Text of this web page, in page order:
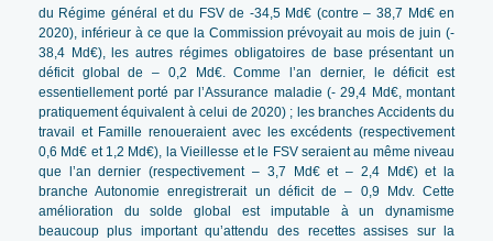
du Régime général et du FSV de -34,5 Md€ (contre – 38,7 Md€ en
2020), inférieur à ce que la Commission prévoyait au mois de juin (-
38,4 Md€), les autres régimes obligatoires de base présentant un
déficit global de – 0,2 Md€. Comme l’an dernier, le déficit est
essentiellement porté par l’Assurance maladie (- 29,4 Md€, montant
pratiquement équivalent à celui de 2020) ; les branches Accidents du
travail et Famille renoueraient avec les excédents (respectivement
0,6 Md€ et 1,2 Md€), la Vieillesse et le FSV seraient au même niveau
que l’an dernier (respectivement – 3,7 Md€ et – 2,4 Md€) et la
branche Autonomie enregistrerait un déficit de – 0,9 Mdv. Cette
amélioration du solde global est imputable à un dynamisme
beaucoup plus important qu’attendu des recettes assises sur la